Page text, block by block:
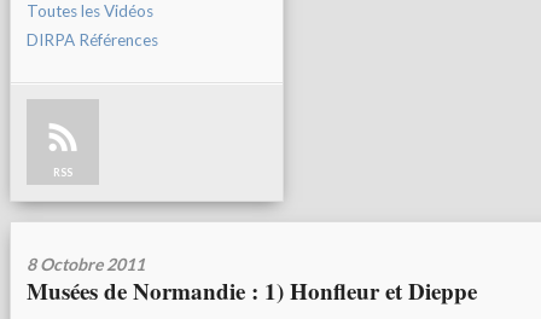
Toutes les Vidéos
DIRPA Références
RSS
8 Octobre 2011
Musées de Normandie : 1) Honfleur et Dieppe